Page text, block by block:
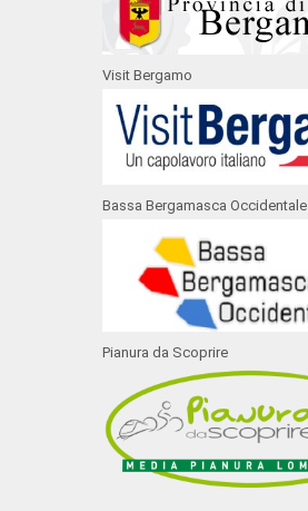
Visit Bergamo
Bassa Bergamasca Occidentale
Pianura da Scoprire